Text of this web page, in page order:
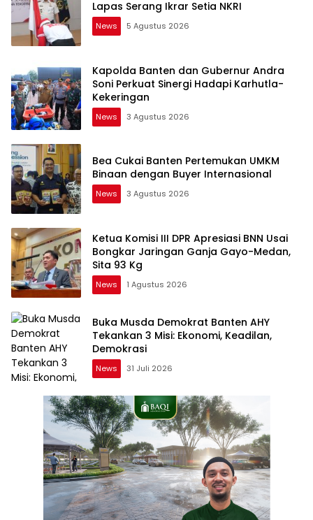
Lapas Serang Ikrar Setia NKRI
News 5 Agustus 2026
Kapolda Banten dan Gubernur Andra
Soni Perkuat Sinergi Hadapi Karhutla-
Kekeringan
News 3 Agustus 2026
Bea Cukai Banten Pertemukan UMKM
Binaan dengan Buyer Internasional
News 3 Agustus 2026
Ketua Komisi III DPR Apresiasi BNN Usai
Bongkar Jaringan Ganja Gayo-Medan,
Sita 93 Kg
News 1 Agustus 2026
Buka Musda Demokrat Banten AHY
Tekankan 3 Misi: Ekonomi, Keadilan,
Demokrasi
News 31 Juli 2026